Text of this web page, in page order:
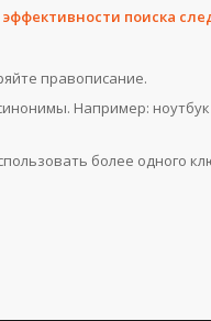
поиска
правописание.
Например:
более одного